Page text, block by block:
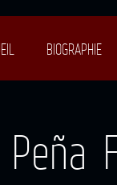
BIOGRAPHIE